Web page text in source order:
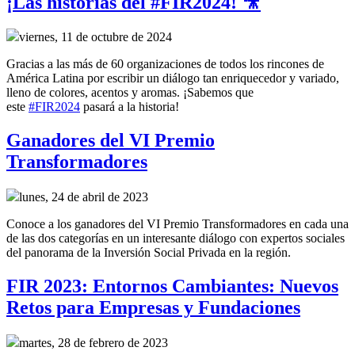
viernes, 11 de octubre de 2024
Gracias a las más de 60 organizaciones de todos los rincones de
América Latina por escribir un diálogo tan enriquecedor y variado,
lleno de colores, acentos y aromas. ¡Sabemos que
este #FIR2024 pasará a la historia!
Ganadores del VI Premio
Transformadores
lunes, 24 de abril de 2023
Conoce a los ganadores del VI Premio Transformadores en cada una
de las dos categorías en un interesante diálogo con expertos sociales
del panorama de la Inversión Social Privada en la región.
FIR 2023: Entornos Cambiantes: Nuevos
Retos para Empresas y Fundaciones
martes, 28 de febrero de 2023